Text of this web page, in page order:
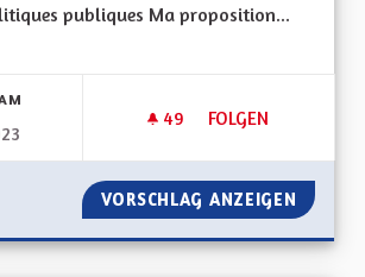
publiques Ma proposition...
49 49 FOLLOWER
FOLGEN
COMMUNICATION
VORSCHLAG ANZEIGEN